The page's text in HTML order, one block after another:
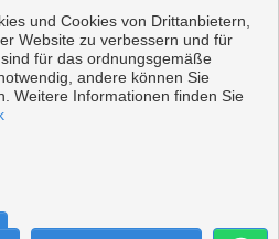
policy
und Cookies von Drittanbietern,
Website zu verbessern und für
für das ordnungsgemäße
andere können Sie
Weitere Informationen finden Sie